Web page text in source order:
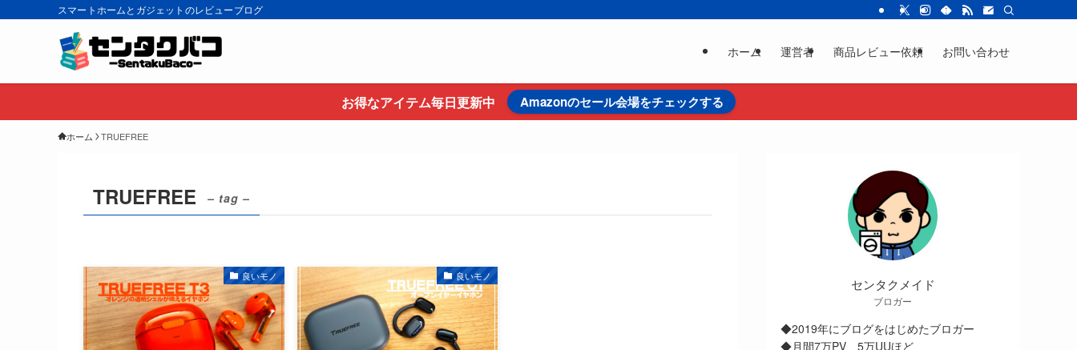
スマートホームとガジェットのレビューブログ
ホーム 運営者 商品レビュー依頼 お問い合わせ
お得なアイテム毎日更新中 Amazonのセール会場をチェックする
ホーム TRUEFREE
TRUEFREE – tag –
良いモノ 良いモノ センタクメイド
ブロガー
◆2019年にブログをはじめたブロガー
◆月間7万PV、5万UUほど